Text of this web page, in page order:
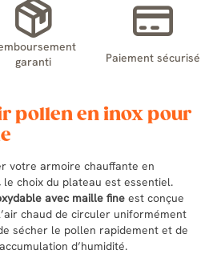
garanti
Paiement sécurisé
pollen en inox pour
votre armoire chauffante en
choix du plateau est essentiel.
avec maille fine est conçue
chaud de circuler uniformément
sécher le pollen rapidement et de
d’humidité.